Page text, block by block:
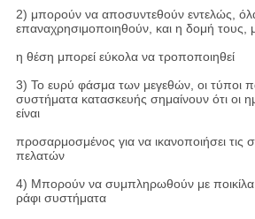
2) μπορούν να αποσυντεθούν εντελώς,
επαναχρησιμοποιηθούν, και η δομή τους,
η θέση μπορεί εύκολα να τροποποιηθεί
3) Το ευρύ φάσμα των μεγεθών, οι τύποι
συστήματα κατασκευής σημαίνουν ότι οι
είναι
προσαρμοσμένος για να ικανοποιήσει τις
πελατών
4) Μπορούν να συμπληρωθούν με
ράφι συστήματα